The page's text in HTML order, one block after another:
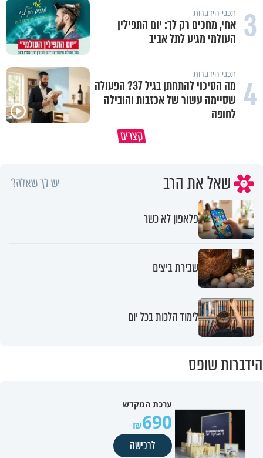
3 תכני הידברות
אחי, מחכים רק לך: יום התפילין
העולמי מגיע לתל אביב
4 תכני הידברות
מה הסיכוי להתחתן בגיל 37? הפעולה
שסיימה עשור של אכזבות והובילה
לחופה
קצרים
מתחילים לעבוד לקראת ראש השנה
הרגעים הקשים ביותר בחיים
שאל את הרב יש לך שאלה?
פלאפון לא כשר
שבירת ביצים
לימוד הלכות בכל יום
הידברות שופס
ערכת המקדש
690
לרכישה